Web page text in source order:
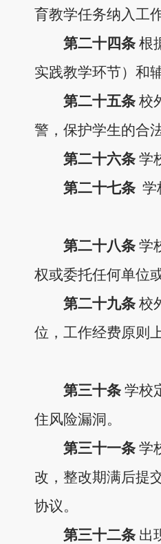
育教学任务纳入工
第二十 四条 根
实践教学环节） 和
第二十五条 校
警，保护学生的合
第二十六条 学
第二十七条 学
第二十八条 学
权或委托任何单位
第二十九条 校
位 ，工作经费原则
第三十条 学校
住风险漏洞。
第三十一条 学
改，整改期满后提
协议。
第三十二条 出